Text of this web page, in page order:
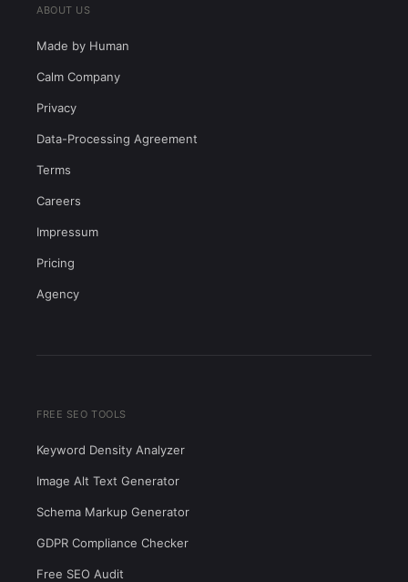
ABOUT US
Made by Human
Calm Company
Privacy
Data-Processing Agreement
Terms
Careers
Impressum
Pricing
Agency
FREE SEO TOOLS
Keyword Density Analyzer
Image Alt Text Generator
Schema Markup Generator
GDPR Compliance Checker
Free SEO Audit